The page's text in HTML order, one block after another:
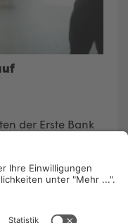
der Erste Bank
trat nun ein
Kraft. Ein
also die
Mitarbeiterinnen